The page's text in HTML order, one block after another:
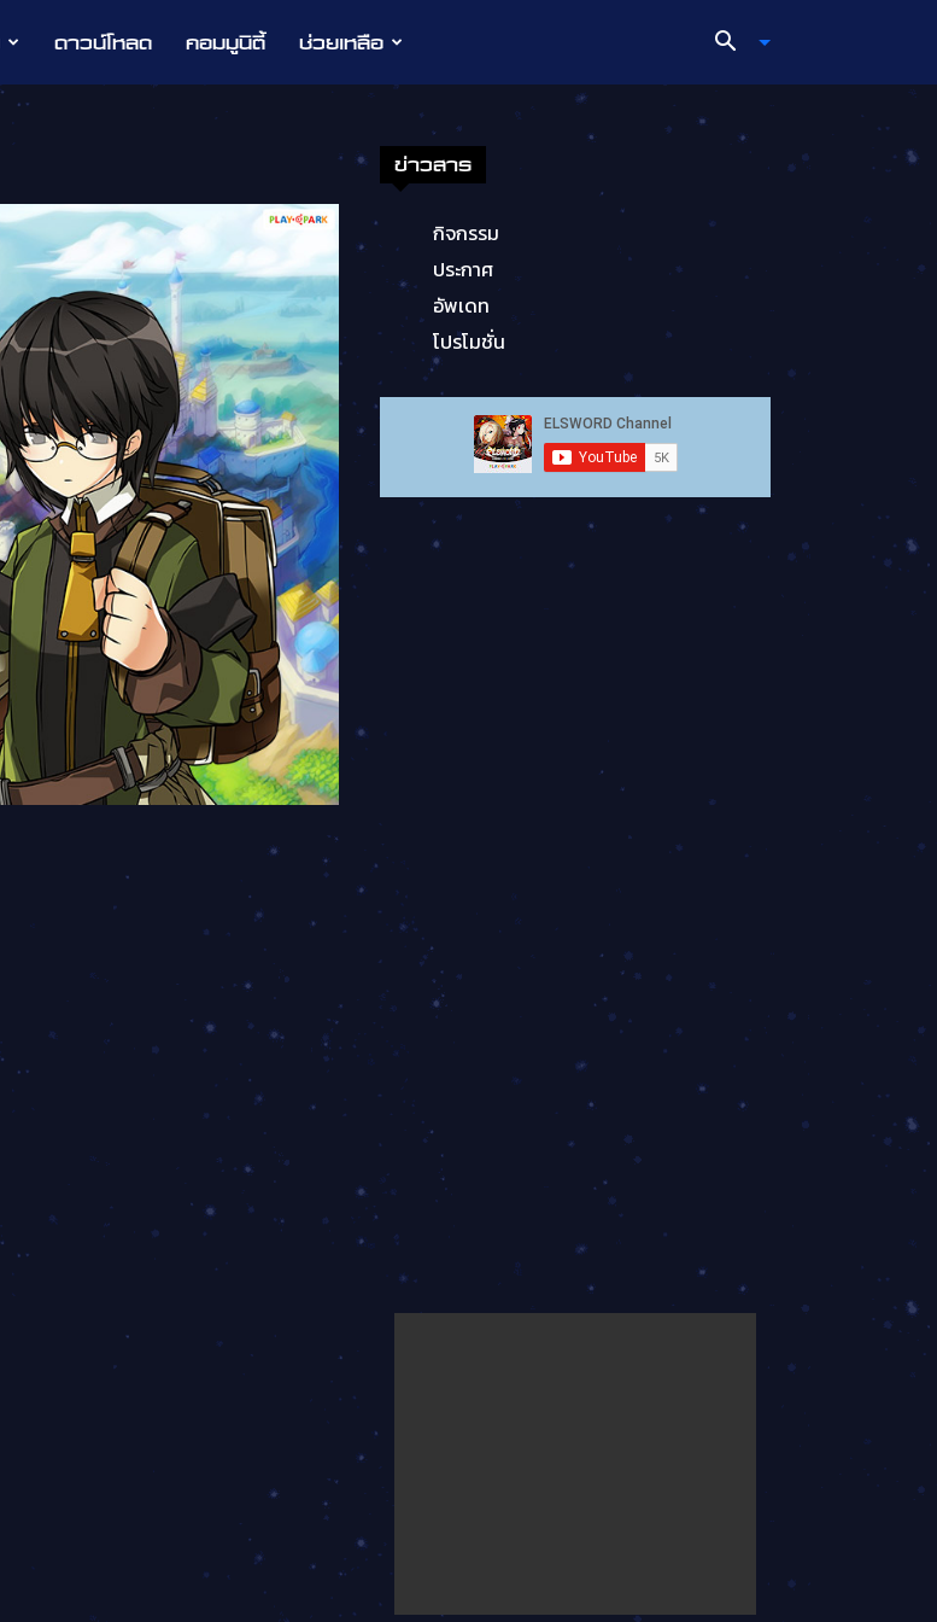
ดาวน์โหลด คอมมูนิตี้ ช่วยเหลือ
ข่าวสาร
กิจกรรม
ประกาศ
อัพเดท
โปรโมชั่น